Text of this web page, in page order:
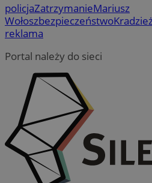
policjaZatrzymanieMariusz
Wołoszbezpieczeństwo
reklama
Portal należy do sieci